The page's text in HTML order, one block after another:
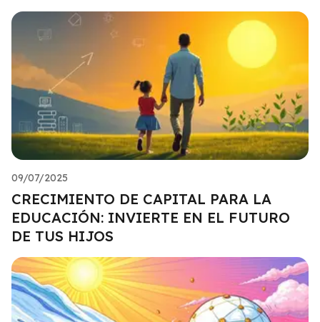
09/07/2025
CRECIMIENTO DE CAPITAL PARA LA
EDUCACIÓN: INVIERTE EN EL FUTURO
DE TUS HIJOS